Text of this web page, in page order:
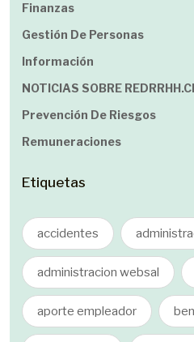
Finanzas
Gestión De Personas
Información
NOTICIAS SOBRE REDRRHH.cl
Prevención De Riesgos
Remuneraciones
Etiquetas
accidentes
administracion websal
aporte empleador